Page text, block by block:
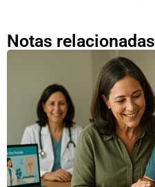
Notas relacionadas